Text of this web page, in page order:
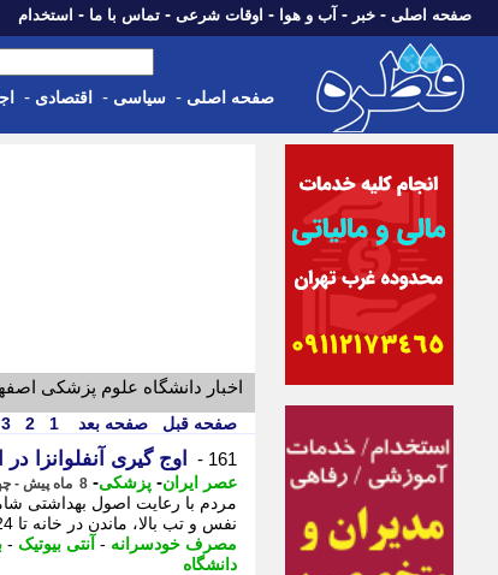
صفحه اصلی - خبر - آب و هوا - اوقات شرعی - تماس با ما - استخدام
صفحه اصلی - سیاسی - اقتصادی -
اخبار دانشگاه علوم پزشکی
صفحه قبل صفحه بعد 1
2
3
161 - اوج گیری آنفلوانزا
عصر ایران- پزشکی- 8 ماه پیش - چهارشنبه 19 آذر 1404، 22:15
مردم با رعایت اصول بهداشتی
نفس و تب بالا، ماندن در خانه تا 24 ساعت پس از رفع تب، - مردم با رعایت اصول ...
مصرف خودسرانه - آنتی بیوتیک -
دانشگاه